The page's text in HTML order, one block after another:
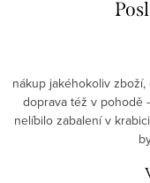
nákup jakéhokoliv
doprava též v pohodě
nelíbilo zabalení v